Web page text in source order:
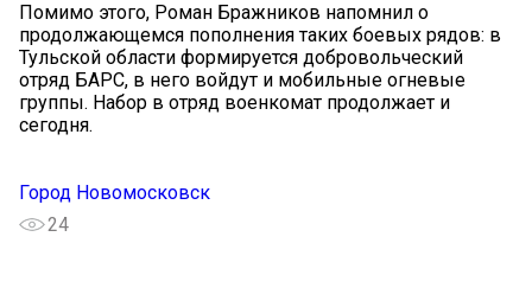
Помимо этого, Роман Бражников напомнил о
продолжающемся пополнения таких боевых рядов: в
Тульской области формируется добровольческий
отряд БАРС, в него войдут и мобильные огневые
группы. Набор в отряд военкомат продолжает и
сегодня.
Город Новомосковск
24